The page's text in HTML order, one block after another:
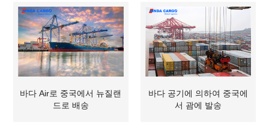
바다 Air로 중국에서 뉴질랜
드로 배송
바다 공기에 의하여 중국에
서 괌에 발송